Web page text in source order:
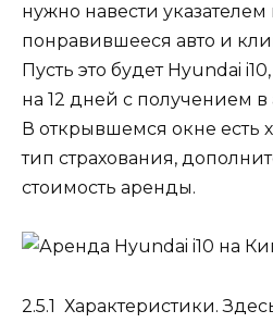
нужно навести
понравившееся авто и
Пусть это будет Hyundai
на 12 дней с получением
В открывшемся окне есть
тип страхования,
стоимость аренды.
2.5.1 Характеристики.